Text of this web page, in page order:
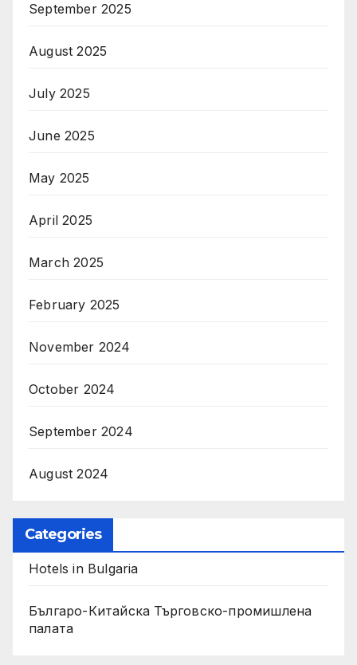
September 2025
August 2025
July 2025
June 2025
May 2025
April 2025
March 2025
February 2025
November 2024
October 2024
September 2024
August 2024
Categories
Hotels in Bulgaria
Българо-Китайска Търговско-промишлена
палaта